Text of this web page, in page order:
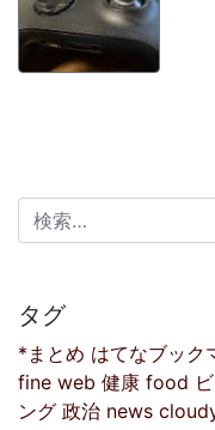
検索:
タグ
*まとめ はてなブック
fine web 健康 food
ング 政治 news